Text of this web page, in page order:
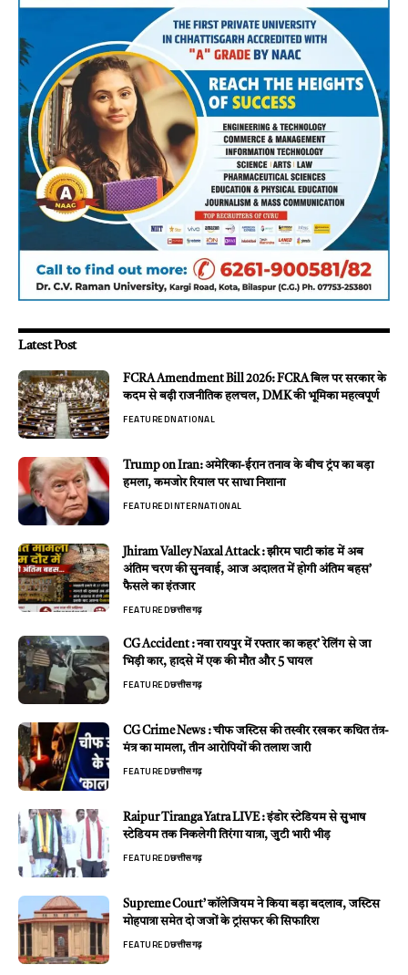
Latest Post
FCRA Amendment Bill 2026: FCRA बिल पर सरकार के
कदम से बढ़ी राजनीतिक हलचल, DMK की भूमिका महत्वपूर्ण
FEATUREDNATIONAL
Trump on Iran: अमेरिका-ईरान तनाव के बीच ट्रंप का बड़ा
हमला, कमजोर रियाल पर साधा निशाना
FEATUREDINTERNATIONAL
Jhiram Valley Naxal Attack : झीरम घाटी कांड में अब
अंतिम चरण की सुनवाई, आज अदालत में होगी अंतिम बहस’
फैसले का इंतजार
FEATUREDछत्तीसगढ़
CG Accident : नवा रायपुर में रफ्तार का कहर’ रेलिंग से जा
भिड़ी कार, हादसे में एक की मौत और 5 घायल
FEATUREDछत्तीसगढ़
CG Crime News : चीफ जस्टिस की तस्वीर रखकर कथित तंत्र-
मंत्र का मामला, तीन आरोपियों की तलाश जारी
FEATUREDछत्तीसगढ़
Raipur Tiranga Yatra LIVE : इंडोर स्टेडियम से सुभाष
स्टेडियम तक निकलेगी तिरंगा यात्रा, जुटी भारी भीड़
FEATUREDछत्तीसगढ़
Supreme Court’ कॉलेजियम ने किया बड़ा बदलाव, जस्टिस
मोहपात्रा समेत दो जजों के ट्रांसफर की सिफारिश
FEATUREDछत्तीसगढ़